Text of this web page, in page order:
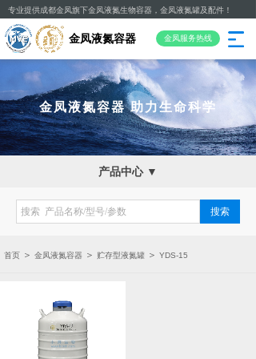
专业提供成都金凤旗下金凤液氮生物容器，金凤液氮罐及配件！
金凤液氮容器助力生命科学
产品中心 ▼
搜索
首页 ＞ 金凤液氮容器 ＞ 贮存型液氮罐 ＞ YDS-15
金凤液氮容器 金凤服务热线